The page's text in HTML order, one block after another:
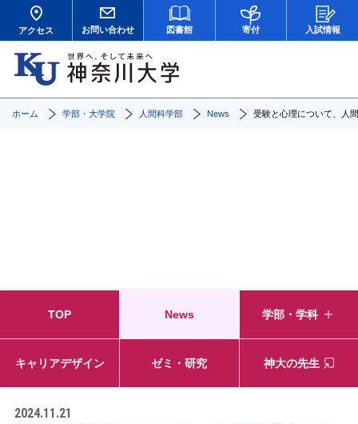
アクセス お問い合わせ 図書館 寄付 入試情報
ホーム 学部・大学院 人間科学部 News 受験と心理について、人
TOP News 学部・学科
キャリアデザイン ゼミ・研究 神大の先生
2024.11.21